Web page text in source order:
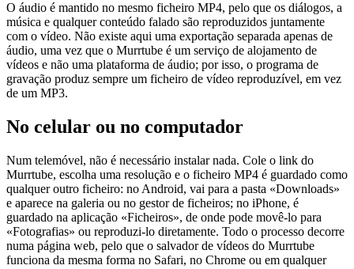
O áudio é mantido no mesmo ficheiro MP4, pelo que os diálogos, a
música e qualquer conteúdo falado são reproduzidos juntamente
com o vídeo. Não existe aqui uma exportação separada apenas de
áudio, uma vez que o Murrtube é um serviço de alojamento de
vídeos e não uma plataforma de áudio; por isso, o programa de
gravação produz sempre um ficheiro de vídeo reproduzível, em vez
de um MP3.
No celular ou no computador
Num telemóvel, não é necessário instalar nada. Cole o link do
Murrtube, escolha uma resolução e o ficheiro MP4 é guardado como
qualquer outro ficheiro: no Android, vai para a pasta «Downloads»
e aparece na galeria ou no gestor de ficheiros; no iPhone, é
guardado na aplicação «Ficheiros», de onde pode movê-lo para
«Fotografias» ou reproduzi-lo diretamente. Todo o processo decorre
numa página web, pelo que o salvador de vídeos do Murrtube
funciona da mesma forma no Safari, no Chrome ou em qualquer